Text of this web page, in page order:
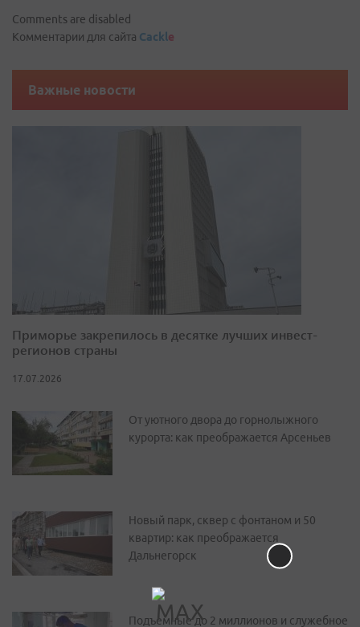
Comments are disabled
Комментарии для сайта Cackle
Важные новости
Приморье закрепилось в десятке лучших инвест-
регионов страны
17.07.2026
От уютного двора до горнолыжного
курорта: как преображается Арсеньев
Новый парк, сквер с фонтаном и 50
квартир: как преображается
Дальнегорск
Подъемные до 2 миллионов и служебное